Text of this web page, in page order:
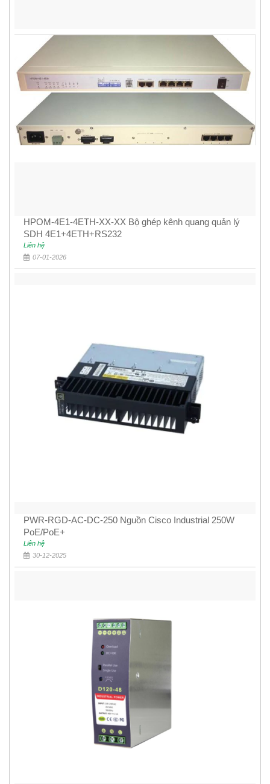
HPOM-4E1-4ETH-XX-XX Bộ ghép kênh quang quản lý
SDH 4E1+4ETH+RS232
Liên hệ
07-01-2026
PWR-RGD-AC-DC-250 Nguồn Cisco Industrial 250W
PoE/PoE+
Liên hệ
30-12-2025